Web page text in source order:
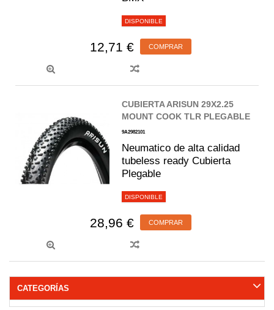
DISPONIBLE
12,71 € COMPRAR
CUBIERTA ARISUN 29X2.25
MOUNT COOK TLR PLEGABLE
9A2982101
Neumatico de alta calidad
tubeless ready Cubierta
Plegable
DISPONIBLE
28,96 € COMPRAR
CATEGORÍAS